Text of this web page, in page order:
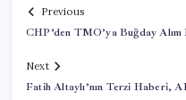
Previous
CHP’den TMO’ya Buğday Alım
Next
Fatih Altaylı’nın Terzi Haberi,